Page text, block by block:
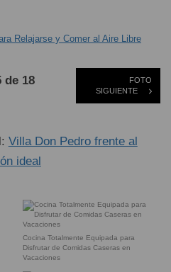
de 18
FOTO
SIGUIENTE
Villa Don Pedro frente al
ideal
Cocina Totalmente Equipada para
Disfrutar de Comidas Caseras en
Vacaciones